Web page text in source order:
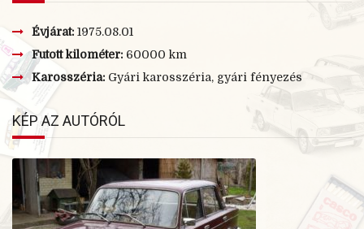
Évjárat: 1975.08.01
Futott kilométer: 60000 km
Karosszéria: Gyári karosszéria, gyári fényezés
KÉP AZ AUTÓRÓL